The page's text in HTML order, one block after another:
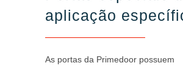
aplicação
As portas da Primedoor possuem